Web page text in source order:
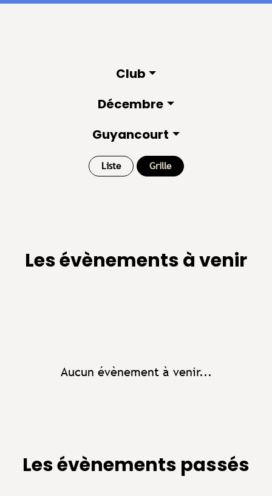
Club
Décembre
Guyancourt
Liste Grille
Les évènements à venir
Aucun évènement à venir...
Les évènements passés